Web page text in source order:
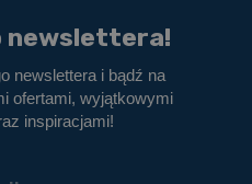
newslettera!
newslettera i bądź na
ofertami, wyjątkowymi
inspiracjami!